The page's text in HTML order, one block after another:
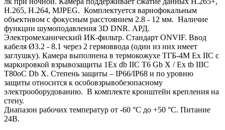
H.265, H.264, MJPEG. Комплектуется вариофокальным
объективом с фокусным расстоянием 2.8 - 12 мм. Наличие
функции шумоподавления 3D DNR. АРД.
Электромеханический ИК-фильтр. Стандарт ONVIF. Ввод
кабеля Ø3.2 - 8.1 через 2 гермоввода (один из них имеет
заглушку). Камера выполнена в термокожухе ТГБ-4М Ex IIC с
маркировкой взрывозащиты 1Ex db IIС T6 Gb X / Ex tb IIIC
T80oC Db X. Степень защиты – IP66/IP68 и по уровню
защиты относится к особовзрывобезопасному
электрооборудованию. В комплекте кронштейн крепления на
стену.
Диапазон рабочих температур от -60 °C до +50 °C. Питание
24В.